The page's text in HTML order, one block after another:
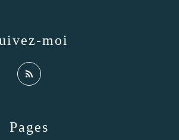
Pages
moi